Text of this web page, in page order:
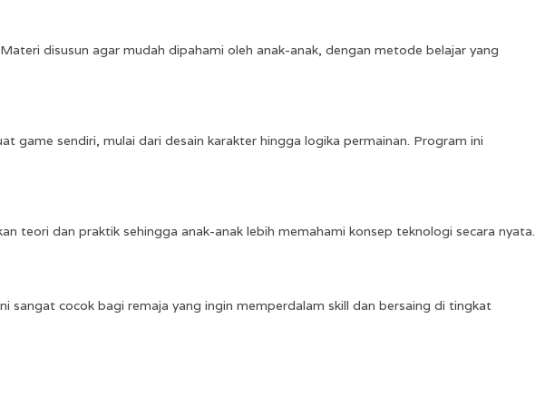
disusun agar mudah dipahami oleh anak-anak, dengan metode belajar yang
game sendiri, mulai dari desain karakter hingga logika permainan. Program ini
teori dan praktik sehingga anak-anak lebih memahami konsep teknologi secara nyata.
sangat cocok bagi remaja yang ingin memperdalam skill dan bersaing di tingkat